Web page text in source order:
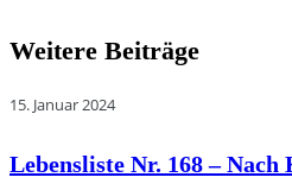
Weitere Beiträge
15. Januar 2024
Lebensliste Nr. 168 – Nach